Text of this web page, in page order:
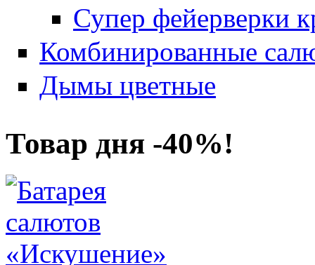
Супер фейерверки
Комбинированные
Дымы цветные
Товар дня -40%!